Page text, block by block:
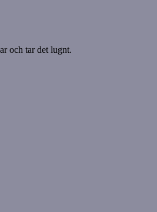
och tar det lugnt.